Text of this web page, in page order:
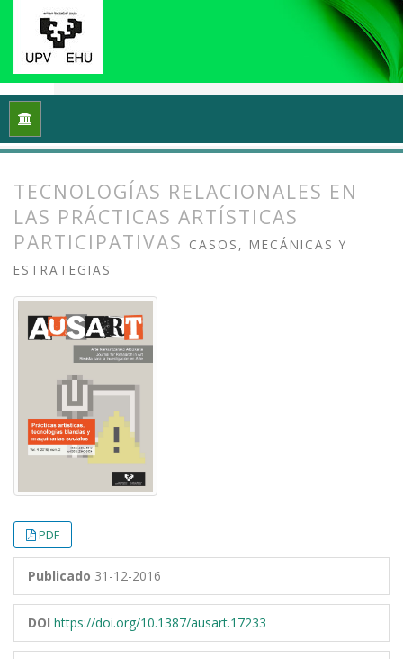
Inicio
TECNOLOGÍAS RELACIONALES EN
LAS PRÁCTICAS ARTÍSTICAS
PARTICIPATIVAS CASOS, MECÁNICAS Y
ESTRATEGIAS
PDF
Publicado 31-12-2016
DOI https://doi.org/10.1387/ausart.17233